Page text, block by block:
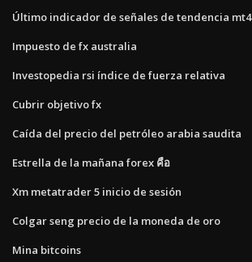
Último indicador de señales de tendencia mt4
Impuesto de fx australia
Investopedia rsi índice de fuerza relativa
Cubrir objetivo fx
Caída del precio del petróleo arabia saudita
Estrella de la mañana forex คือ
Xm metatrader 5 inicio de sesión
Colgar seng precio de la moneda de oro
Mina bitcoins